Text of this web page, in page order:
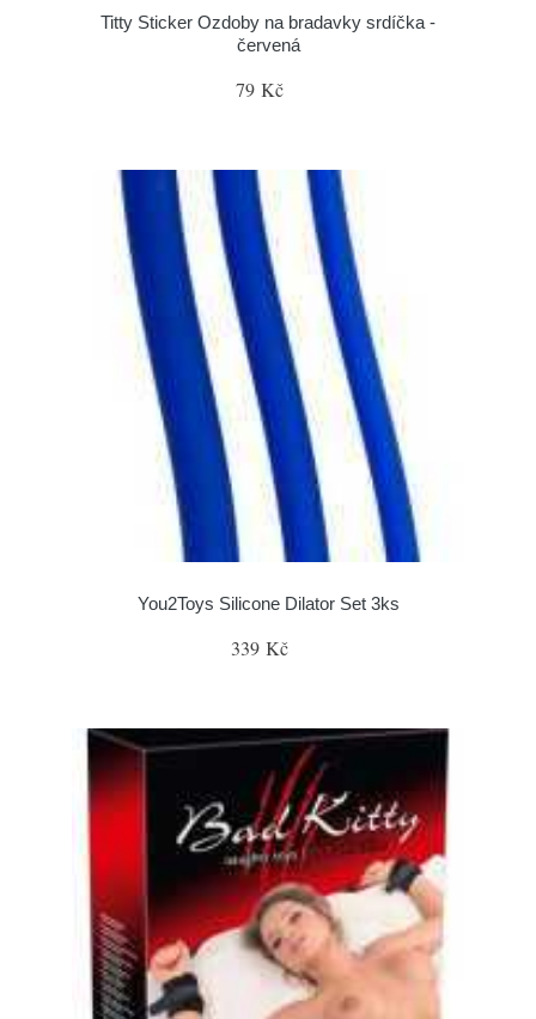
Titty Sticker Ozdoby na bradavky srdíčka -
červená
79 Kč
You2Toys Silicone Dilator Set 3ks
339 Kč